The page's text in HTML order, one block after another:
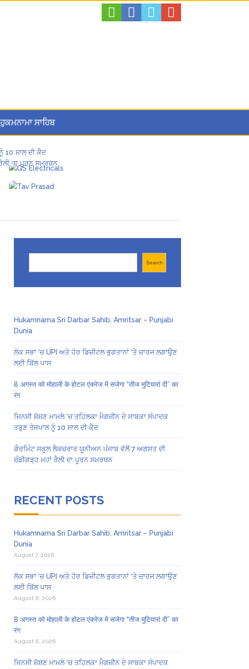
ਹੁਕਮਨਾਮਾ ਸਾਹਿਬ
10 ਸਾਲ ਦੀ ਕੈਦ
ਦਾ ਪੂਰਨ ਸਮਰਥਨ
Search
Hukamnama Sri Darbar Sahib, Amritsar – Punjabi
Dunia
ਲੋਕ ਸਭਾ ‘ਚ UPI ਅਤੇ ਹੋਰ ਡਿਜ਼ੀਟਲ ਭੁਗਤਾਨਾਂ ‘ਤੇ ਚਾਰਜ ਲਗਾਉਣ
ਲਈ ਬਿੱਲ ਪਾਸ
8 अगस्त को मोहाली के होटल एंकरेज में सजेगा “तीज मुटियारां दी” का
रंग
ਜਿਨਸੀ ਸ਼ੋਸ਼ਣ ਮਾਮਲੇ ‘ਚ ਤਹਿਲਕਾ ਮੈਗਜ਼ੀਨ ਦੇ ਸਾਬਕਾ ਸੰਪਾਦਕ
ਤਰੁਣ ਤੇਜਪਾਲ ਨੂੰ 10 ਸਾਲ ਦੀ ਕੈਦ
ਗੌਰਮਿੰਟ ਸਕੂਲ ਲੈਕਚਰਾਰ ਯੂਨੀਅਨ ਪੰਜਾਬ ਵੱਲੋਂ 7 ਅਗਸਤ ਦੀ
ਚੰਡੀਗੜ੍ਹ ਮਹਾਂ ਰੈਲੀ ਦਾ ਪੂਰਨ ਸਮਰਥਨ
RECENT POSTS
Hukamnama Sri Darbar Sahib, Amritsar – Punjabi
Dunia
August 7, 2026
ਲੋਕ ਸਭਾ ‘ਚ UPI ਅਤੇ ਹੋਰ ਡਿਜ਼ੀਟਲ ਭੁਗਤਾਨਾਂ ‘ਤੇ ਚਾਰਜ ਲਗਾਉਣ
ਲਈ ਬਿੱਲ ਪਾਸ
August 6, 2026
8 अगस्त को मोहाली के होटल एंकरेज में सजेगा “तीज मुटियारां दी” का
रंग
August 6, 2026
ਜਿਨਸੀ ਸ਼ੋਸ਼ਣ ਮਾਮਲੇ ‘ਚ ਤਹਿਲਕਾ ਮੈਗਜ਼ੀਨ ਦੇ ਸਾਬਕਾ ਸੰਪਾਦਕ